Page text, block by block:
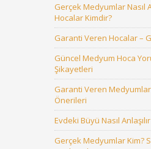
Gerçek Medyumlar Nasıl
Hocalar Kimdir?
Garanti Veren Hocalar –
Güncel Medyum Hoca
Şikayetleri
Garanti Veren
Önerileri
Evdeki Büyü Nasıl
Gerçek Medyumlar Kim?